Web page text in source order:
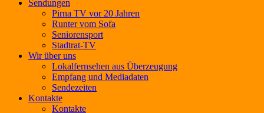
Sendungen
Pirna TV vor 20 Jahren
Runter vom Sofa
Seniorensport
Stadtrat-TV
Wir über uns
Lokalfernsehen aus Überzeugung
Empfang und Mediadaten
Sendezeiten
Kontakte
Kontakte